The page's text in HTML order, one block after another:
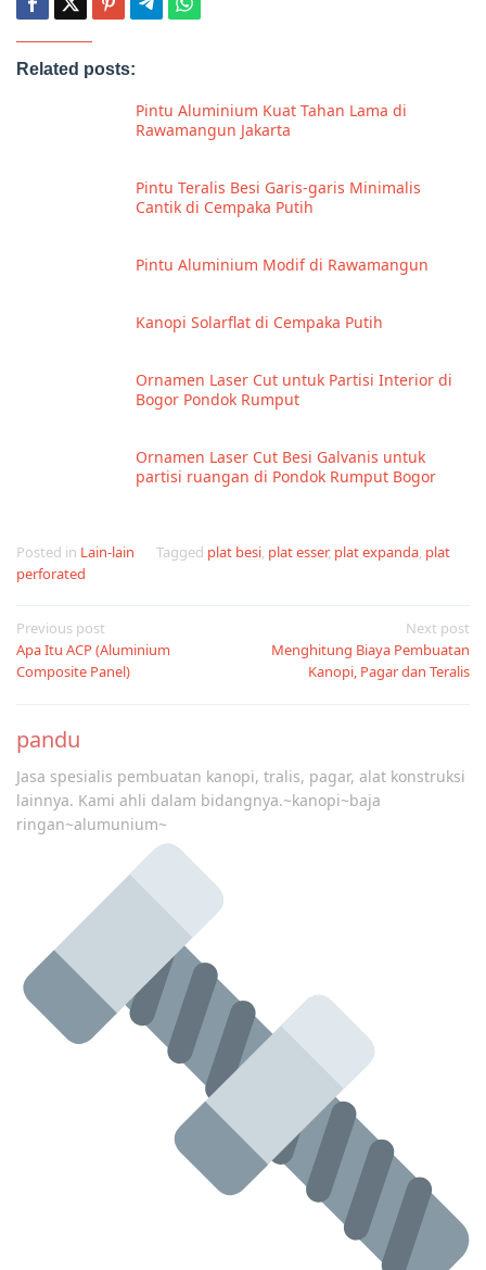
Related posts:
Pintu Aluminium Kuat Tahan Lama di
Rawamangun Jakarta
Pintu Teralis Besi Garis-garis Minimalis
Cantik di Cempaka Putih
Pintu Aluminium Modif di Rawamangun
Kanopi Solarflat di Cempaka Putih
Ornamen Laser Cut untuk Partisi Interior di
Bogor Pondok Rumput
Ornamen Laser Cut Besi Galvanis untuk
partisi ruangan di Pondok Rumput Bogor
Posted in Lain-lain Tagged plat besi, plat esser, plat expanda, plat
perforated
Post
navigation
Previous post
Apa Itu ACP (Aluminium
Composite Panel)
Next post
Menghitung Biaya Pembuatan
Kanopi, Pagar dan Teralis
pandu
Jasa spesialis pembuatan kanopi, tralis, pagar, alat konstruksi
lainnya. Kami ahli dalam bidangnya.~kanopi~baja
ringan~alumunium~